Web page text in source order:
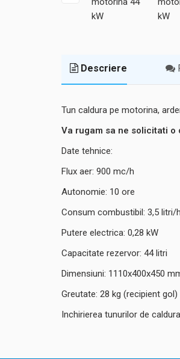
Descriere
Tun caldura pe motorina,
Va rugam sa ne solicitati
Date tehnice:
Flux aer: 900 mc/h
Autonomie: 10 ore
Consum combustibil: 3,5 litri/h
Putere electrica: 0,28 kW
Capacitate rezervor: 44 litri
Dimensiuni: 1110x400x450
Greutate: 28 kg (recipient gol)
Inchirierea tunurilor de